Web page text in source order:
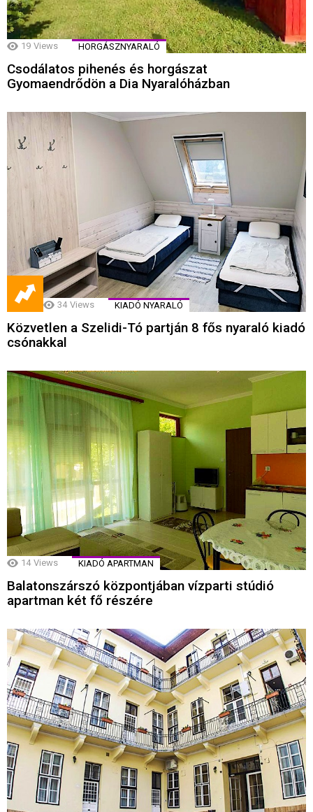
19 Views HORGÁSZNYARALÓ
Csodálatos pihenés és horgászat
Gyomaendrődön a Dia Nyaralóházban
34 Views KIADÓ NYARALÓ
Közvetlen a Szelidi-Tó partján 8 fős nyaraló kiadó
csónakkal
14 Views KIADÓ APARTMAN
Balatonszárszó központjában vízparti stúdió
apartman két fő részére